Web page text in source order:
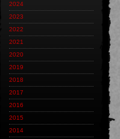
2024
2023
2022
2021
2020
2019
2018
2017
2016
2015
2014